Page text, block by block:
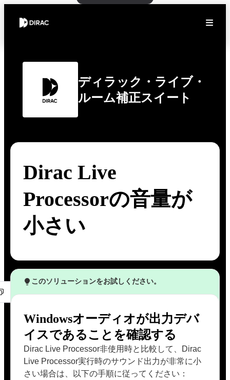
ディラック・ライブ・
ルーム補正スイート
Dirac Live
Processorの音量が
小さい
このソリューションをお試しください。
Windowsオーディオが出力デバ
イスであることを確認する
Dirac Live Processor非使用時と比較して、Dirac
Live Processor実行時のサウンド出力が非常に小
さい場合は、以下の手順に従ってください：